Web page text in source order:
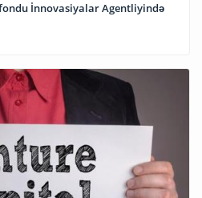
İnnovasiyalar Agentliyində